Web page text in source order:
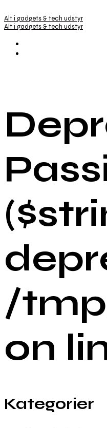
Alt i gadgets & tech udstyr
Alt i gadgets & tech udstyr
/
on
Kategorier